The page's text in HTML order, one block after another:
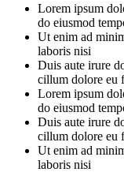
Lorem ipsum
do eiusmod
Ut enim ad
laboris nisi
Duis aute irure
cillum dolore eu
Lorem ipsum
do eiusmod
Duis aute irure
cillum dolore eu
Ut enim ad
laboris nisi